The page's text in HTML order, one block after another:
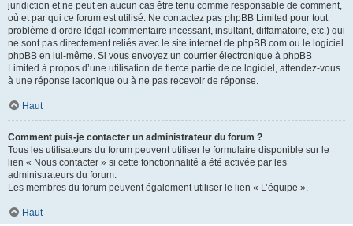
juridiction et ne peut en aucun cas être tenu comme responsable de comment,
où et par qui ce forum est utilisé. Ne contactez pas phpBB Limited pour tout
problème d’ordre légal (commentaire incessant, insultant, diffamatoire, etc.) qui
ne sont pas directement reliés avec le site internet de phpBB.com ou le logiciel
phpBB en lui-même. Si vous envoyez un courrier électronique à phpBB
Limited à propos d’une utilisation de tierce partie de ce logiciel, attendez-vous
à une réponse laconique ou à ne pas recevoir de réponse.
Haut
Comment puis-je contacter un administrateur du forum ?
Tous les utilisateurs du forum peuvent utiliser le formulaire disponible sur le
lien « Nous contacter » si cette fonctionnalité a été activée par les
administrateurs du forum.
Les membres du forum peuvent également utiliser le lien « L’équipe ».
Haut